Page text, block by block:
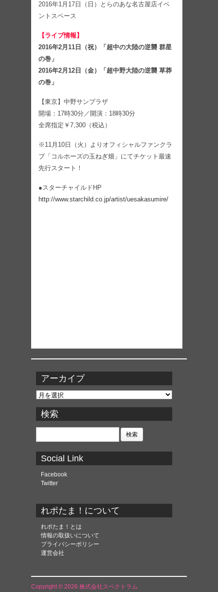
2016年1月17日（日）とらのあな名古屋店イベ
ントスペース
【ライブ情報】
2016年2月11日（祝）「超中の大陸の逆襲 群星
の巻」
2016年2月12日（金）「超中野大陸の逆襲 草莽
の巻」
【東京】中野サンプラザ
開場：17時30分／開演：18時30分
全席指定￥7,300（税込）
※11月10日（火）よりオフィシャルファンクラ
ブ「コルホーズの玉ねぎ畑」にてチケット最速
先行スタート！
●スターチャイルドHP
http://www.starchild.co.jp/artist/uesakasumire/
アーカイブ
ア
カ
イ
ブ
検索
検
Social Link
Facebook
Twitter
れポたま！について
れポたま！とは
情報の取扱いについて
プライバシーポリシー
運営会社
Copyright © 2026 株式会社スペクトラム